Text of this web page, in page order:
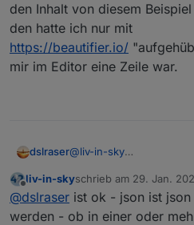
"owner":
"ownerGroup":
den Inhalt von diesem
den hatte ich nur mit
https://beautifier.io/
mir im Editor eine Zeile war.
dslraser@liv-in-sky
geschickt, den hatte ich
https://beautifier.io/"aufgehübscht", weil es sonst bei
mir im Editor eine Zeile
Offline
liv-in-skyschrieb am 29. Jan.
zuletzt editiert von
@dslraser ist ok - json ist
werden - ob in einer oder